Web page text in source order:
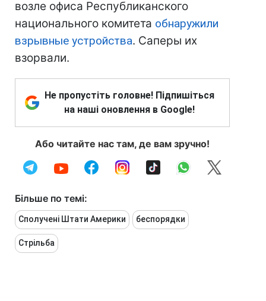
возле офиса Республиканского
национального комитета обнаружили
взрывные устройства. Саперы их
взорвали.
Не пропустіть головне! Підпишіться
на наші оновлення в Google!
Або читайте нас там, де вам зручно!
Більше по темі:
Сполучені Штати Америки беспорядки
Стрільба